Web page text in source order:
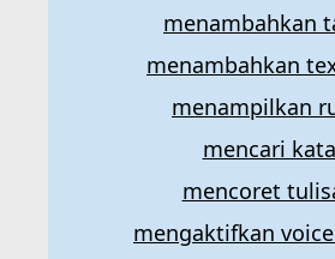
menambahkan
menambahkan
menampilkan
mencari kata
mencoret
mengaktifkan